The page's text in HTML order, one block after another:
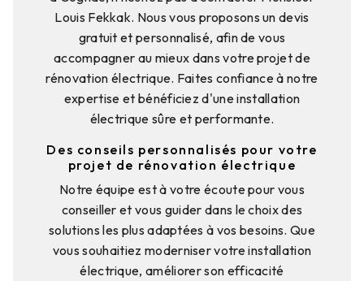
Louis Fekkak. Nous vous proposons un devis
gratuit et personnalisé, afin de vous
accompagner au mieux dans votre projet de
rénovation électrique. Faites confiance à notre
expertise et bénéficiez d'une installation
électrique sûre et performante.
Des conseils personnalisés pour votre
projet de rénovation électrique
Notre équipe est à votre écoute pour vous
conseiller et vous guider dans le choix des
solutions les plus adaptées à vos besoins. Que
vous souhaitiez moderniser votre installation
électrique, améliorer son efficacité